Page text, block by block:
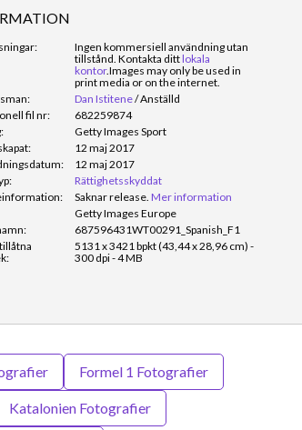
Ingen kommersiell användning utan
tillstånd. Kontakta dittlokala
kontor.Images may only be used in
print media or on the internet.
Dan Istitene/Anställd
fil nr:
682259874
Getty Images Sport
12 maj 2017
12 maj 2017
Rättighetsskyddat
Saknar release. Mer information
Getty Images Europe
687596431WT00291_Spanish_F1
5131 x 3421 bpkt (43,44 x 28,96 cm) -
300 dpi - 4 MB
Formel 1 Fotografier
Katalonien Fotografier